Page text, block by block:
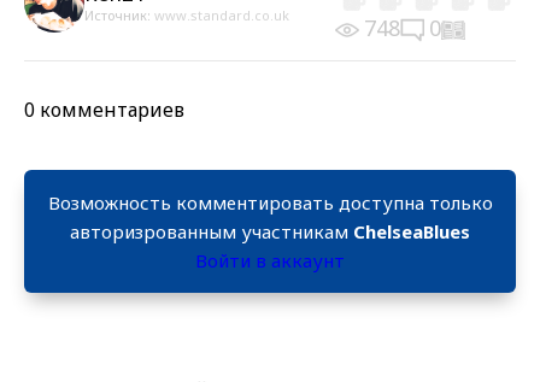
Источник: www.standard.co.uk 748 0
0 комментариев
Возможность комментировать доступна только
авторизрованным участникам ChelseaBlues
Войти в аккаунт